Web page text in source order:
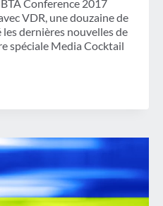
Conference 2017
VDR, une douzaine de
dernières nouvelles de
spéciale Media Cocktail